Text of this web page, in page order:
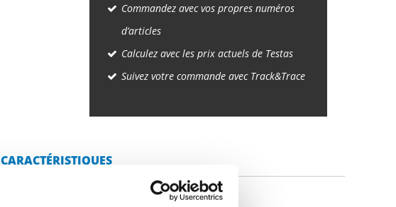
Commandez avec vos propres numéros
d’articles
Calculez avec les prix actuels de Testas
Suivez votre commande avec Track&Trace
CARACTÉRISTIQUES